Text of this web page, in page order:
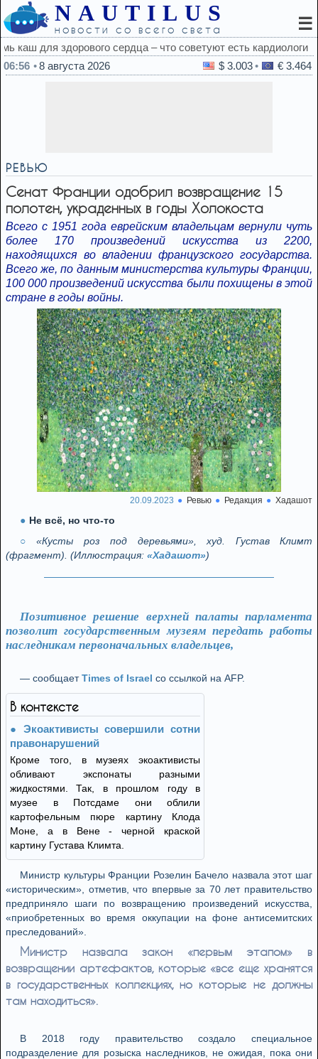
NAUTILUS
новости со всего света ☰
есть кардиологи
06:56
8 августа 2026 $ 3.003 € 3.464
РЕВЬЮ
Сенат Франции одобрил возвращение 15
полотен, украденных в годы Холокоста
Всего с 1951 года еврейским владельцам вернули чуть
более 170 произведений искусства из 2200,
находящихся во владении французского государства.
Всего же, по данным министерства культуры Франции,
100 000 произведений искусства были похищены в этой
стране в годы войны.
20.09.2023 Ревью Редакция Хадашот
Не всё, но что-то
«Кусты роз под деревьями», худ. Густав Климт
(фрагмент). (Иллюстрация: «Хадашот»)
Позитивное решение верхней палаты парламента
позволит государственным музеям передать работы
наследникам первоначальных владельцев,
— сообщаетTimes of Israel со ссылкой на AFP.
В контексте
Экоактивисты совершили сотни
правонарушений
Кроме того, в музеях экоактивисты
обливают экспонаты разными
жидкостями. Так, в прошлом году в
музее в Потсдаме они облили
картофельным пюре картину Клода
Моне, а в Вене - черной краской
картину Густава Климта.
Министр культуры Франции Розелин Бачело назвала этот шаг
«историческим», отметив, что впервые за 70 лет правительство
предприняло шаги по возвращению произведений искусства,
«приобретенных во время оккупации на фоне антисемитских
преследований».
Министр назвала закон «первым этапом» в
возвращении артефактов, которые «все еще хранятся
в государственных коллекциях, но которые не должны
там находиться».
В 2018 году правительство создало специальное
подразделение для розыска наследников, не ожидая, пока они